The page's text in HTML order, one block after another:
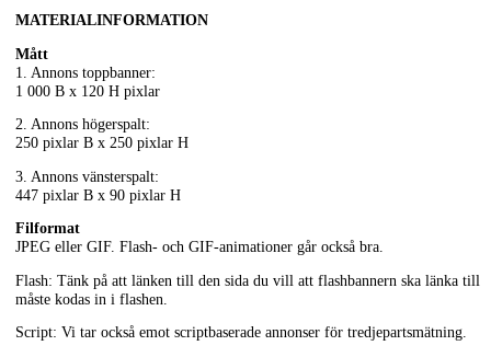
MATERIALINFORMATION
Mått
1. Annons toppbanner:
1 000 B x 120 H pixlar
2. Annons högerspalt:
250 pixlar B x 250 pixlar H
3. Annons vänsterspalt:
447 pixlar B x 90 pixlar H
Filformat
JPEG eller GIF. Flash- och GIF-animationer går också bra.
Flash: Tänk på att länken till den sida du vill att flashbannern ska länka till
måste kodas in i flashen.
Script: Vi tar också emot scriptbaserade annonser för tredjepartsmätning.